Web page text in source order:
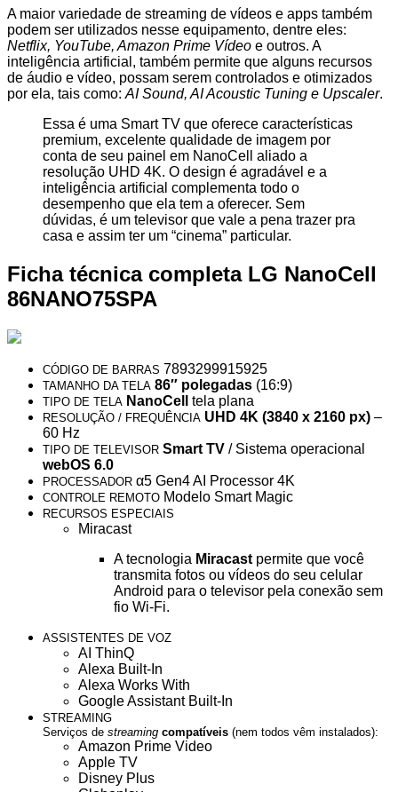
A maior variedade de streaming de vídeos e apps também
podem ser utilizados nesse equipamento, dentre eles:
Netflix, YouTube, Amazon Prime Vídeo e outros. A
inteligência artificial, também permite que alguns recursos
de áudio e vídeo, possam serem controlados e otimizados
por ela, tais como: AI Sound, AI Acoustic Tuning e Upscaler.
Essa é uma Smart TV que oferece características
premium, excelente qualidade de imagem por
conta de seu painel em NanoCell aliado a
resolução UHD 4K. O design é agradável e a
inteligência artificial complementa todo o
desempenho que ela tem a oferecer. Sem
dúvidas, é um televisor que vale a pena trazer pra
casa e assim ter um “cinema” particular.
Ficha técnica completa LG NanoCell
86NANO75SPA
CÓDIGO DE BARRAS 7893299915925
TAMANHO DA TELA 86″ polegadas (16:9)
TIPO DE TELA NanoCell tela plana
RESOLUÇÃO / FREQUÊNCIA UHD 4K (3840 x 2160 px) –
60 Hz
TIPO DE TELEVISOR Smart TV / Sistema operacional
webOS 6.0
PROCESSADOR α5 Gen4 AI Processor 4K
CONTROLE REMOTO Modelo Smart Magic
RECURSOS ESPECIAIS
Miracast
A tecnologia Miracast permite que você
transmita fotos ou vídeos do seu celular
Android para o televisor pela conexão sem
fio Wi-Fi.
ASSISTENTES DE VOZ
AI ThinQ
Alexa Built-In
Alexa Works With
Google Assistant Built-In
STREAMING
Serviços de streaming compatíveis (nem todos vêm instalados):
Amazon Prime Video
Apple TV
Disney Plus